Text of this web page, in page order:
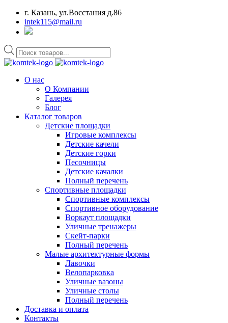
г. Казань, ул.Восстания д.86
intek115@mail.ru
Поиск
товаров
О нас
О Компании
Галерея
Блог
Каталог товаров
Детские площадки
Игровые комплексы
Детские качели
Детские горки
Песочницы
Детские качалки
Полный перечень
Спортивные площадки
Спортивные комплексы
Спортивное оборудование
Воркаут площадки
Уличные тренажеры
Скейт-парки
Полный перечень
Малые архитектурные формы
Лавочки
Велопарковка
Уличные вазоны
Уличные столы
Полный перечень
Доставка и оплата
Контакты